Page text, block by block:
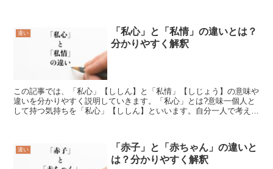
違い
「私心」と「私情」の違いとは？
分かりやすく解釈
この記事では、「私心」【ししん】と「私情」【しじょう】の意味や
違いを分かりやすく説明していきます。「私心」とは?意味一個人と
して持つ気持ちを「私心」【ししん】といいます。自分一人で考えた
違い
「赤子」と「赤ちゃん」の違いと
は？分かりやすく解釈